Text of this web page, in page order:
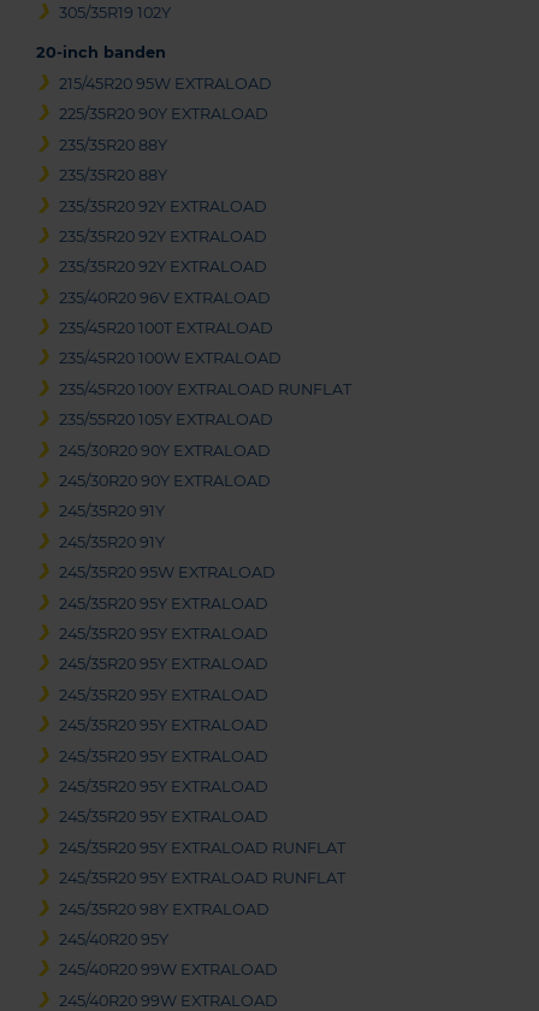
305/35R19 102Y
20-inch banden
215/45R20 95W EXTRALOAD
225/35R20 90Y EXTRALOAD
235/35R20 88Y
235/35R20 88Y
235/35R20 92Y EXTRALOAD
235/35R20 92Y EXTRALOAD
235/35R20 92Y EXTRALOAD
235/40R20 96V EXTRALOAD
235/45R20 100T EXTRALOAD
235/45R20 100W EXTRALOAD
235/45R20 100Y EXTRALOAD RUNFLAT
235/55R20 105Y EXTRALOAD
245/30R20 90Y EXTRALOAD
245/30R20 90Y EXTRALOAD
245/35R20 91Y
245/35R20 91Y
245/35R20 95W EXTRALOAD
245/35R20 95Y EXTRALOAD
245/35R20 95Y EXTRALOAD
245/35R20 95Y EXTRALOAD
245/35R20 95Y EXTRALOAD
245/35R20 95Y EXTRALOAD
245/35R20 95Y EXTRALOAD
245/35R20 95Y EXTRALOAD
245/35R20 95Y EXTRALOAD
245/35R20 95Y EXTRALOAD RUNFLAT
245/35R20 95Y EXTRALOAD RUNFLAT
245/35R20 98Y EXTRALOAD
245/40R20 95Y
245/40R20 99W EXTRALOAD
245/40R20 99W EXTRALOAD